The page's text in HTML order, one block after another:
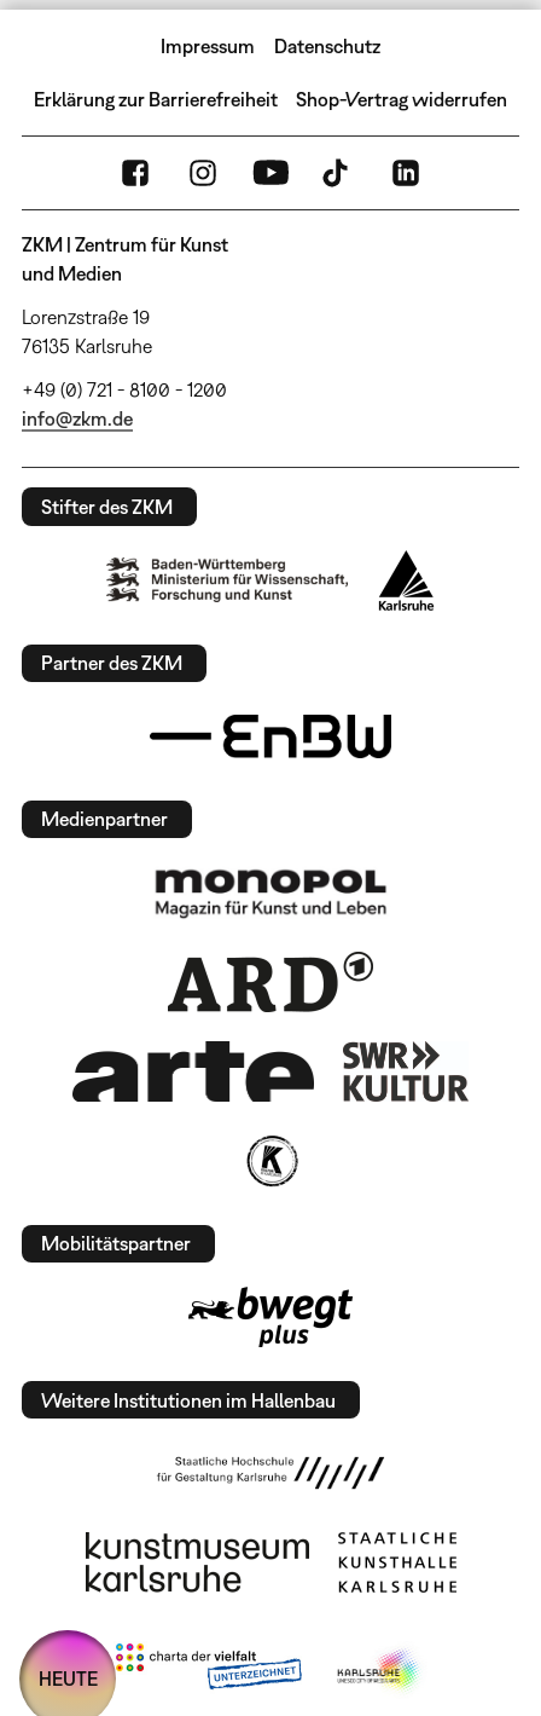
Impressum Datenschutz
Erklärung zur Barrierefreiheit Shop-Vertrag widerrufen
ZKM | Zentrum für Kunst
und Medien
Lorenzstraße 19
76135 Karlsruhe
+49 (0) 721 - 8100 - 1200
info@zkm.de
Stifter des ZKM
Partner des ZKM
Medienpartner
Mobilitätspartner
Weitere Institutionen im Hallenbau
HEUTE